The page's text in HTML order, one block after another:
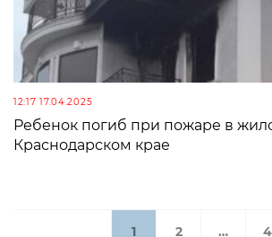
12:17 17.04.2025
Ребенок погиб при пожаре в
Краснодарском крае
1 2 … 4